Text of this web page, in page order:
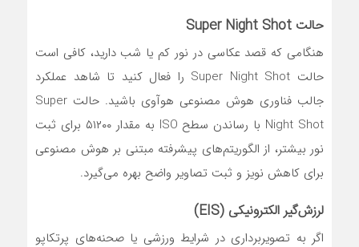
حالت Super Night Shot
هنگامی که قصد عکاسی در نور کم یا شب دارید، کافی است
حالت Super Night Shot را فعال کنید تا شاهد عملکرد
جالب فناوری هوش مصنوعی هوآوی باشید. حالت Super
Night Shot با رساندن سطح ISO به مقدار ۵۱۲۰۰ برای ثبت
نور بیشتر، از الگوریتم‌های پیشرفته مبتنی بر هوش مصنوعی
برای کاهش نویز و ثبت تصاویر واضح بهره می‌گیرد.
لرزش‌گیر الکترونیکی (EIS)
اگر به تصویربرداری در شرایط ورزشی یا صحنه‌های پرتکاپو